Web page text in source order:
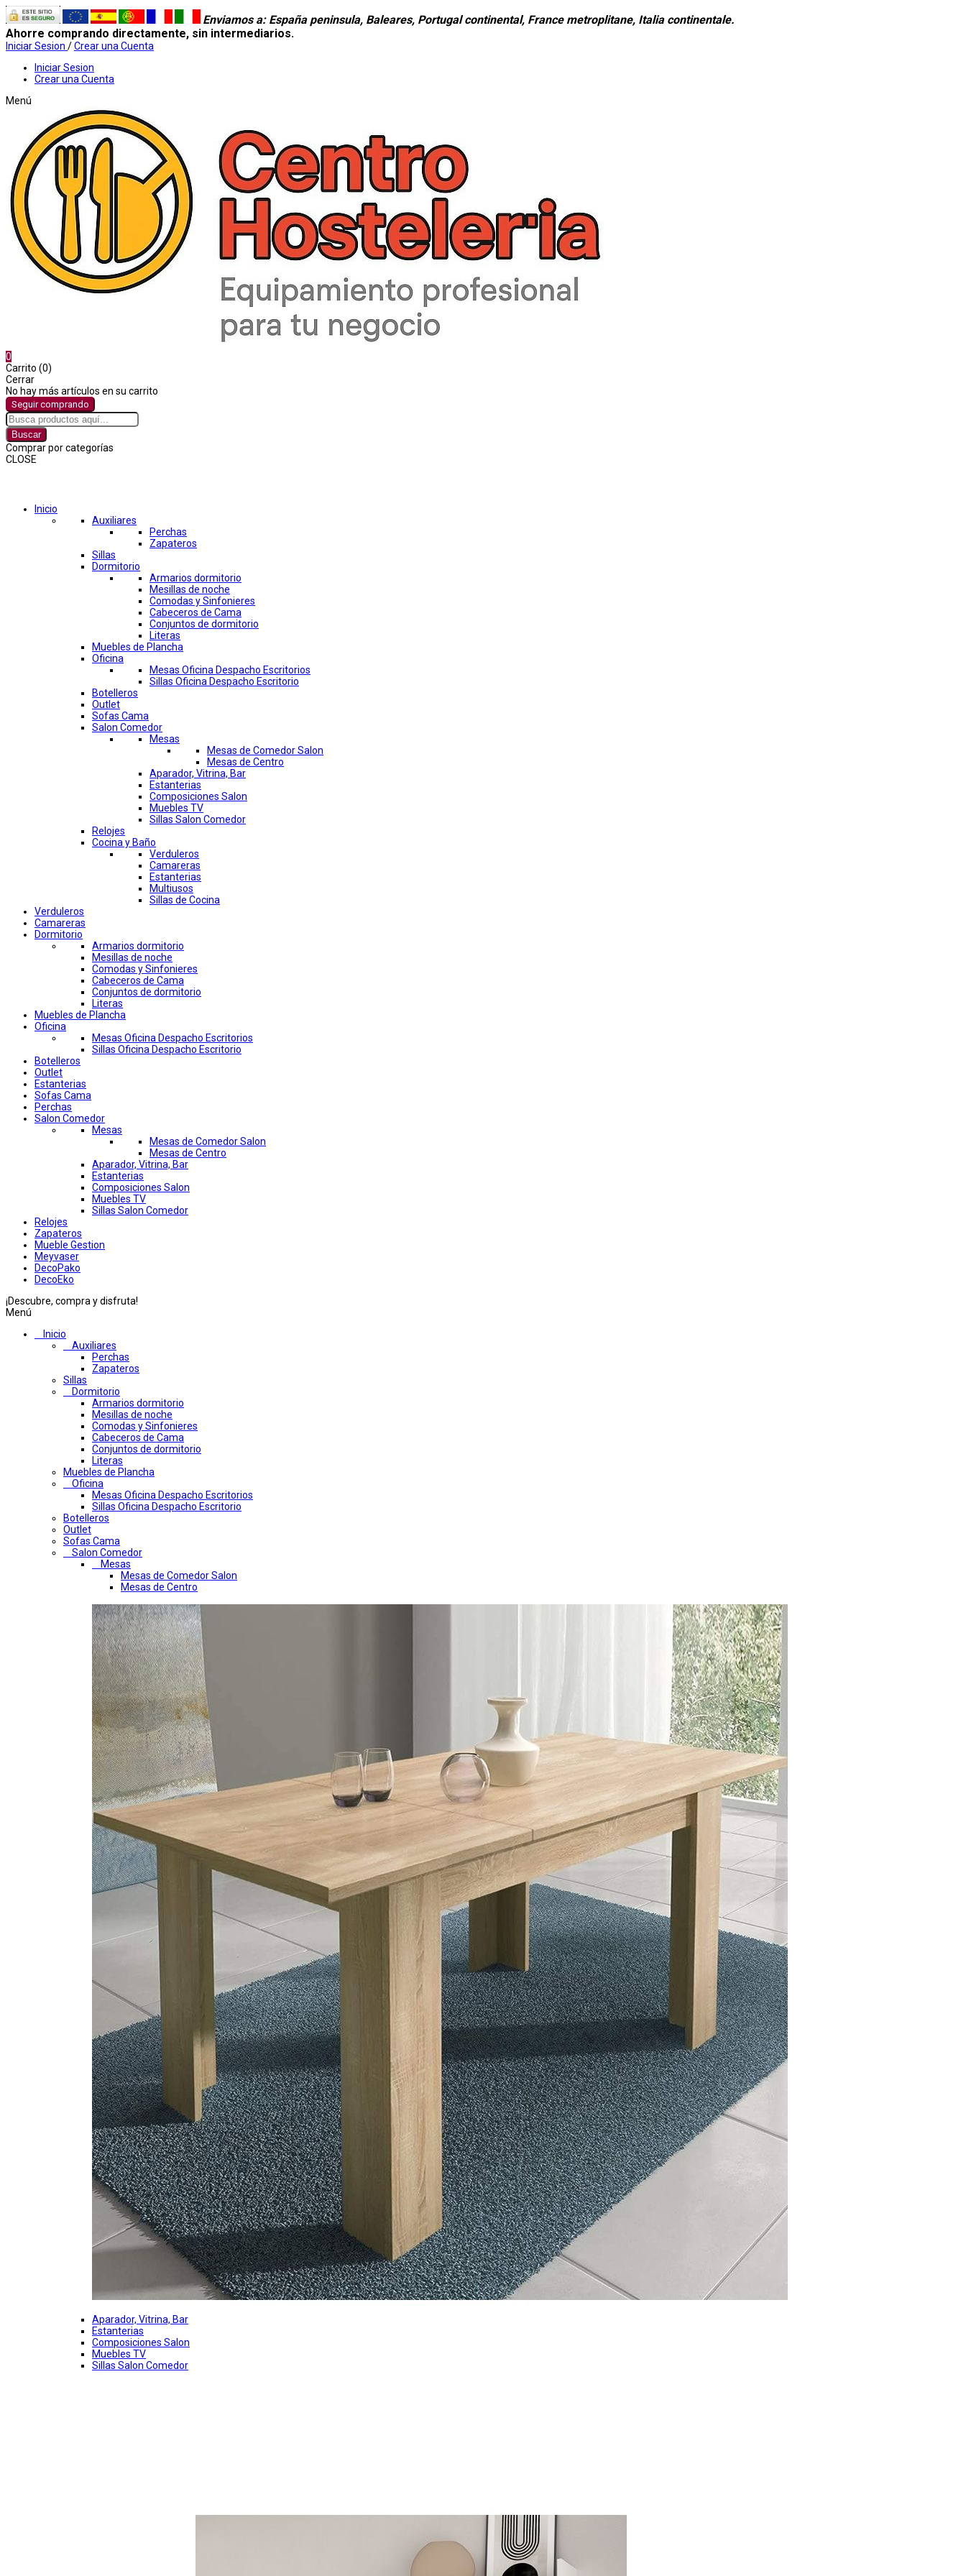
Enviamos a: España peninsula, Baleares, Portugal continental, France metroplitane, Italia continentale.
Ahorre comprando directamente, sin intermediarios.
Iniciar Sesion /Crear una Cuenta
Iniciar Sesion
Crear una Cuenta
Menú
0
Carrito (0)
Cerrar
No hay más artículos en su carrito
Seguir comprando
Buscar
Comprar por categorías
CLOSE
Inicio
Auxiliares
Perchas
Zapateros
Sillas
Dormitorio
Armarios dormitorio
Mesillas de noche
Comodas y Sinfonieres
Cabeceros de Cama
Conjuntos de dormitorio
Literas
Muebles de Plancha
Oficina
Mesas Oficina Despacho Escritorios
Sillas Oficina Despacho Escritorio
Botelleros
Outlet
Sofas Cama
Salon Comedor
Mesas
Mesas de Comedor Salon
Mesas de Centro
Aparador, Vitrina, Bar
Estanterias
Composiciones Salon
Muebles TV
Sillas Salon Comedor
Relojes
Cocina y Baño
Verduleros
Camareras
Estanterias
Multiusos
Sillas de Cocina
Verduleros
Camareras
Dormitorio
Armarios dormitorio
Mesillas de noche
Comodas y Sinfonieres
Cabeceros de Cama
Conjuntos de dormitorio
Literas
Muebles de Plancha
Oficina
Mesas Oficina Despacho Escritorios
Sillas Oficina Despacho Escritorio
Botelleros
Outlet
Estanterias
Sofas Cama
Perchas
Salon Comedor
Mesas
Mesas de Comedor Salon
Mesas de Centro
Aparador, Vitrina, Bar
Estanterias
Composiciones Salon
Muebles TV
Sillas Salon Comedor
Relojes
Zapateros
Mueble Gestion
Meyvaser
DecoPako
DecoEko
¡Descubre, compra y disfruta!
Menú
Inicio
Auxiliares
Perchas
Zapateros
Sillas
Dormitorio
Armarios dormitorio
Mesillas de noche
Comodas y Sinfonieres
Cabeceros de Cama
Conjuntos de dormitorio
Literas
Muebles de Plancha
Oficina
Mesas Oficina Despacho Escritorios
Sillas Oficina Despacho Escritorio
Botelleros
Outlet
Sofas Cama
Salon Comedor
Mesas
Mesas de Comedor Salon
Mesas de Centro
Aparador, Vitrina, Bar
Estanterias
Composiciones Salon
Muebles TV
Sillas Salon Comedor